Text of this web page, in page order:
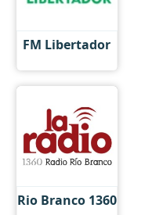
FM Libertador
Rio Branco 1360